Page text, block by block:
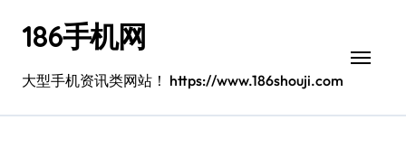
186手机网
大型手机资讯类网站！ https://www.186shouji.com